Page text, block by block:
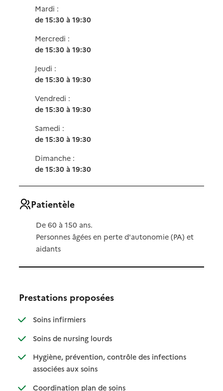
Mardi :
de 15:30 à 19:30
Mercredi :
de 15:30 à 19:30
Jeudi :
de 15:30 à 19:30
Vendredi :
de 15:30 à 19:30
Samedi :
de 15:30 à 19:30
Dimanche :
de 15:30 à 19:30
Patientèle
De 60 à 150 ans.
Personnes âgées en perte d'autonomie (PA) et
aidants
Prestations proposées
Soins infirmiers: disponible
: non disponible
Soins de nursing lourds: disponible
: non disponible
Hygiène, prévention, contrôle des infections
associées aux soins: disponible
: non disponible
Coordination plan de soins: disponible
: non disponible